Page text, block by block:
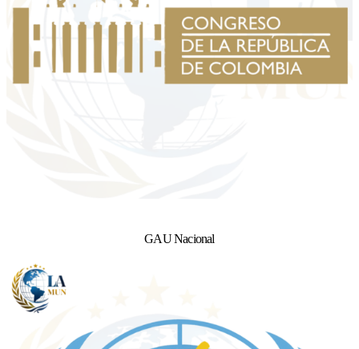
GAU Nacional